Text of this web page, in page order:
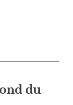
du